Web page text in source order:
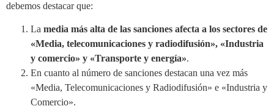
debemos destacar que:
La media más alta de las sanciones afecta a los sectores de
«Media, telecomunicaciones y radiodifusión», «Industria
y comercio» y «Transporte y energía».
En cuanto al número de sanciones destacan una vez más
«Media, Telecomunicaciones y Radiodifusión» e «Industria y
Comercio».